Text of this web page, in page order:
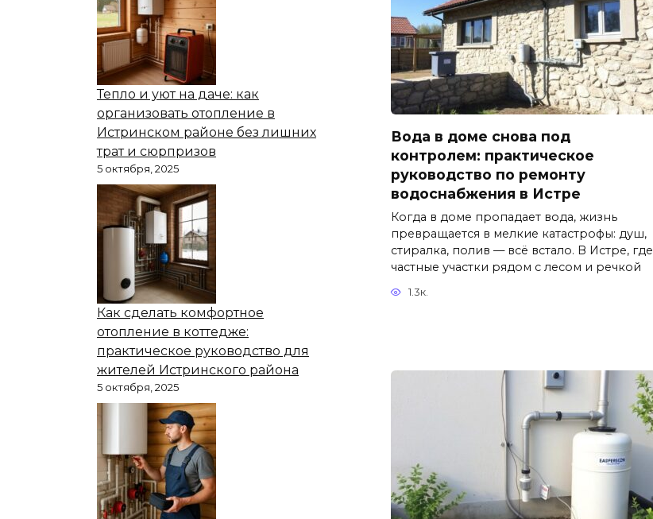
Вода в доме снова под
контролем: практическое
руководство по ремонту
водоснабжения в Истре
Когда в доме пропадает вода, жизнь
превращается в мелкие катастрофы: душ,
стиралка, полив — всё встало. В Истре, где
частные участки рядом с лесом и речкой
1.3к.
Тепло и уют на даче: как
организовать отопление в
Истринском районе без лишних
трат и сюрпризов
5 октября, 2025
Как сделать комфортное
отопление в коттедже:
практическое руководство для
жителей Истринского района
5 октября, 2025